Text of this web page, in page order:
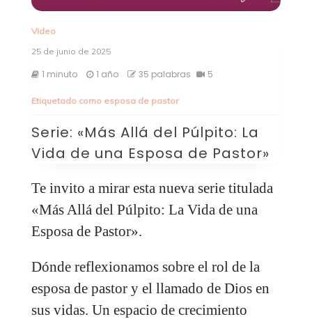
Video
25 de junio de 2025
1 minuto 1 año 35 palabras 5
Etiquetado como esposa de pastor
Serie: «Más Allá del Púlpito: La
Vida de una Esposa de Pastor»
Te invito a mirar esta nueva serie titulada
«Más Allá del Púlpito: La Vida de una
Esposa de Pastor».
Dónde reflexionamos sobre el rol de la
esposa de pastor y el llamado de Dios en
sus vidas. Un espacio de crecimiento